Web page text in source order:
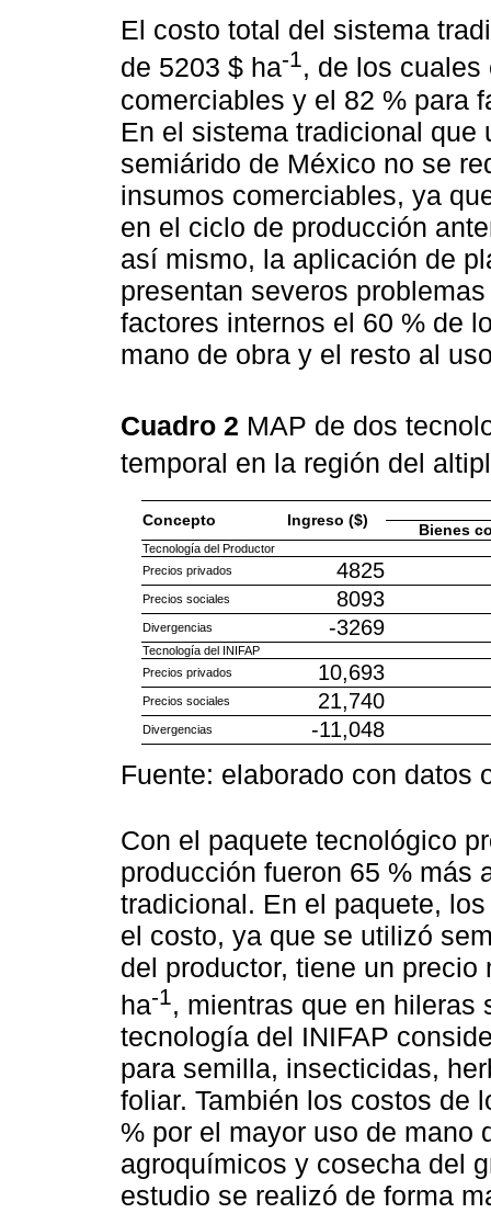
El costo total del sistema
de 5203 $ ha-1, de los cuales
comerciables y el 82 % para
En el sistema tradicional
semiárido de México no se
insumos comerciables, ya
en el ciclo de producción
así mismo, la aplicación de
presentan severos
factores internos el 60 % de
mano de obra y el resto al
Cuadro 2 MAP de dos
temporal en la región del
Concepto Ingreso ($)
Bienes
Tecnología del Productor
Precios privados
4825
Precios sociales 8093
Divergencias -3269
Tecnología del INIFAP
Precios privados
10,693
Precios sociales 21,740
Divergencias -11,048
Fuente: elaborado con datos
Con el paquete tecnológico
producción fueron 65 % más
tradicional. En el paquete,
el costo, ya que se utilizó
del productor, tiene un
ha-1, mientras que en hileras
tecnología del INIFAP
para semilla, insecticidas,
foliar. También los costos de
% por el mayor uso de mano
agroquímicos y cosecha del
estudio se realizó de forma